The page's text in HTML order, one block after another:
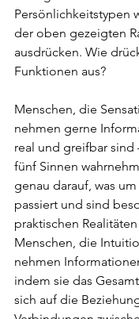
Persönlichkeitstypen
der oben gezeigten
ausdrücken. Wie
Funktionen aus?
Menschen, die
nehmen gerne
real und greifbar sind
fünf Sinnen
genau darauf, was
passiert und sind
praktischen
Menschen, die
nehmen
indem sie das
sich auf die